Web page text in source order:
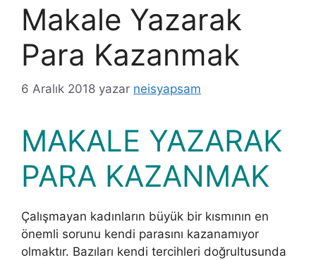
Makale Yazarak
Para Kazanmak
6 Aralık 2018 yazar neisyapsam
MAKALE YAZARAK
PARA KAZANMAK
Çalışmayan kadınların büyük bir kısmının en
önemli sorunu kendi parasını kazanamıyor
olmaktır. Bazıları kendi tercihleri doğrultusunda